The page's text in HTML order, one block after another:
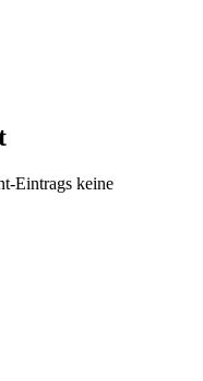
Eintrags keine